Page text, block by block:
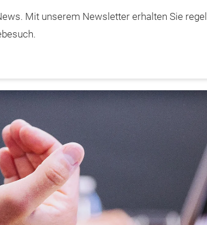
Mit unserem Newsletter erhalten Sie